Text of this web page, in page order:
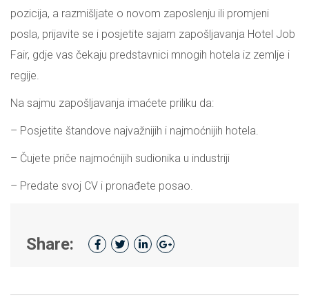
pozicija, a razmišljate o novom zaposlenju ili promjeni
posla, prijavite se i posjetite sajam zapošljavanja Hotel Job
Fair, gdje vas čekaju predstavnici mnogih hotela iz zemlje i
regije.
Na sajmu zapošljavanja imaćete priliku da:
– Posjetite štandove najvažnijih i najmoćnijih hotela.
– Čujete priče najmoćnijih sudionika u industriji
– Predate svoj CV i pronađete posao.
Share: